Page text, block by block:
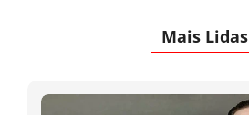
Mais Lidas